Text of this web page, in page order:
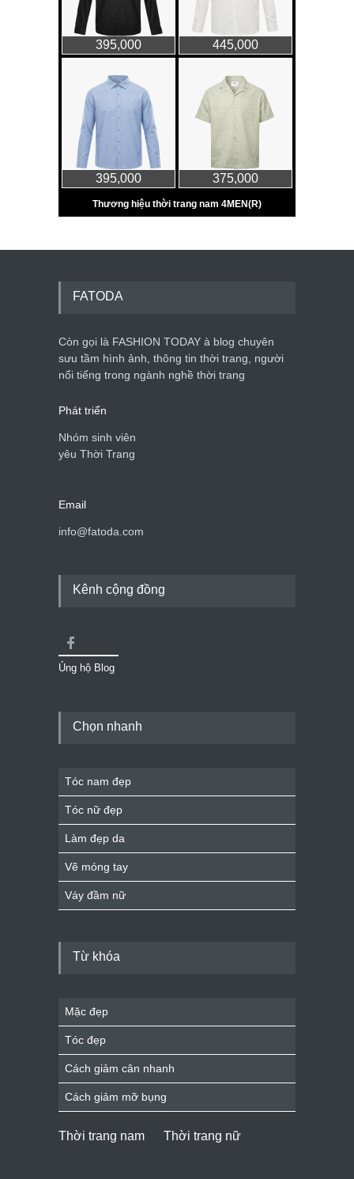
FATODA
Còn gọi là FASHION TODAY à blog chuyên
sưu tầm hình ảnh, thông tin thời trang, người
nổi tiếng trong ngành nghề thời trang
Phát triển
Nhóm sinh viên
yêu Thời Trang
Email
info@fatoda.com
Kênh cộng đồng
Ủng hộ Blog
Chọn nhanh
Tóc nam đẹp
Tóc nữ đẹp
Làm đẹp da
Vẽ móng tay
Váy đầm nữ
Từ khóa
Mặc đẹp
Tóc đẹp
Cách giảm cân nhanh
Cách giảm mỡ bụng
Thời trang nam Thời trang nữ